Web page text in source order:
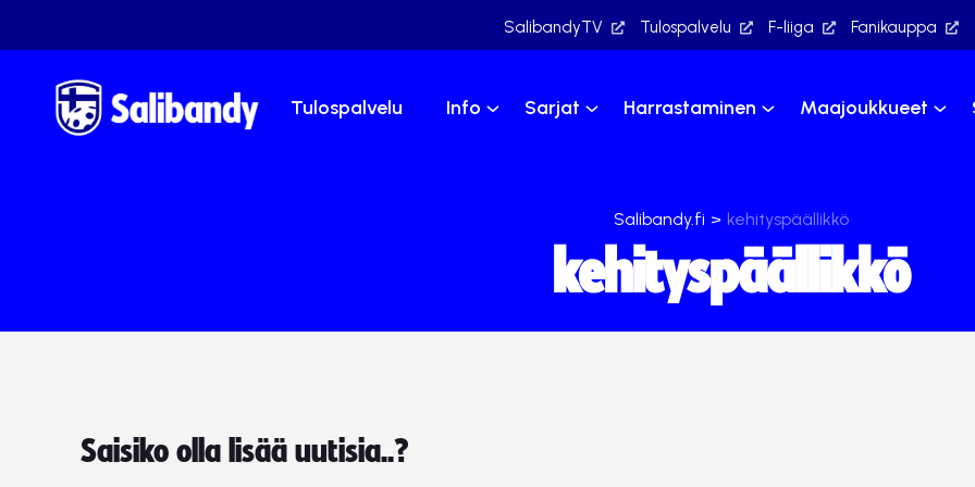
SalibandyTV Tulospalvelu F-liiga Fanikauppa
Tulospalvelu Info Sarjat Harrastaminen Maajoukkueet
Salibandy.fi > kehityspäällikkö
kehityspäällikkö
Saisiko olla lisää uutisia..?